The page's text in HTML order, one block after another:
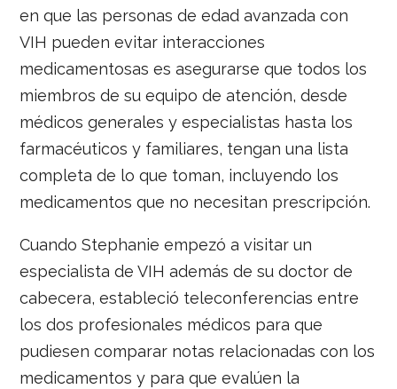
en que las personas de edad avanzada con
VIH pueden evitar interacciones
medicamentosas es asegurarse que todos los
miembros de su equipo de atención, desde
médicos generales y especialistas hasta los
farmacéuticos y familiares, tengan una lista
completa de lo que toman, incluyendo los
medicamentos que no necesitan prescripción.
Cuando Stephanie empezó a visitar un
especialista de VIH además de su doctor de
cabecera, estableció teleconferencias entre
los dos profesionales médicos para que
pudiesen comparar notas relacionadas con los
medicamentos y para que evalúen la